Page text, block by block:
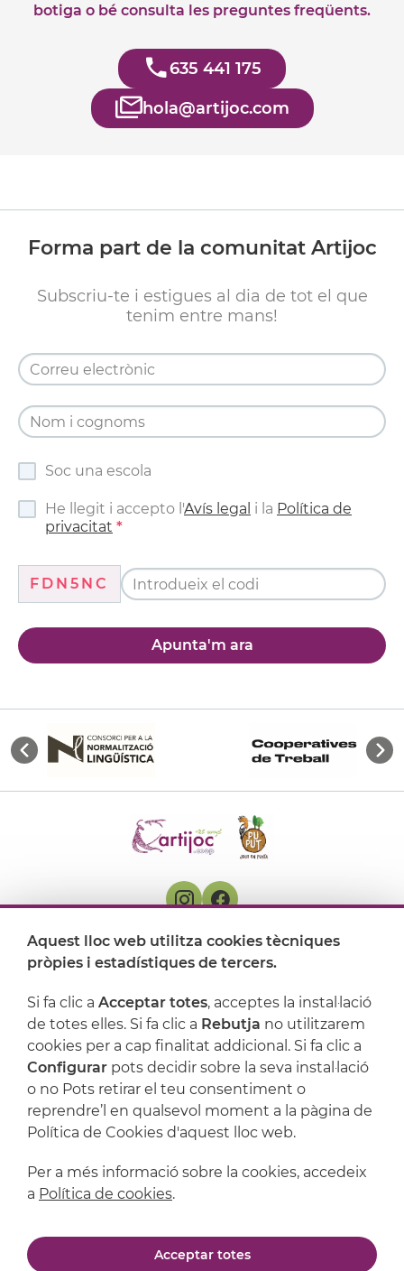
botiga o bé consulta les preguntes freqüents.
635 441 175
hola@artijoc.com
Forma part de la comunitat Artijoc
Subscriu-te i estigues al dia de tot el que
tenim entre mans!
Soc una escola
He llegit i accepto l'Avís legal i la Política de
privacitat
FDN5NC
Apunta'm ara
On ens trobem
Suport
Política de privacitat
Aquest lloc web utilitza cookies tècniques
pròpies i estadístiques de tercers.
Si fa clic a Acceptar totes, acceptes la instal·lació
de totes elles. Si fa clic a Rebutja no utilitzarem
cookies per a cap finalitat addicional. Si fa clic a
Configurar pots decidir sobre la seva instal·lació
o no Pots retirar el teu consentiment o
reprendre’l en qualsevol moment a la pàgina de
Política de Cookies d'aquest lloc web.
Per a més informació sobre la cookies, accedeix
a Política de cookies.
Acceptar totes